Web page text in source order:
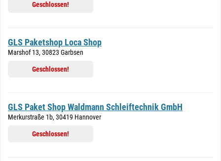
Geschlossen!
GLS Paketshop Loca Shop
Marshof 13, 30823 Garbsen
Geschlossen!
GLS Paket Shop Waldmann Schleiftechnik GmbH
Merkurstraße 1b, 30419 Hannover
Geschlossen!